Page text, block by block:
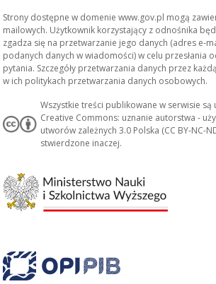
Strony dostępne w domenie www.gov.pl mogą
mailowych. Użytkownik korzystający z odnośnika
zgadza się na przetwarzanie jego danych (adres e-
podanych danych w wiadomości) w celu przesłania
pytania. Szczegóły przetwarzania danych przez
w ich politykach przetwarzania danych osobowych.
Wszystkie treści publikowane w serwisie
Creative Commons: uznanie autorstwa -
utworów zależnych 3.0 Polska (CC BY-NC-
stwierdzone inaczej.